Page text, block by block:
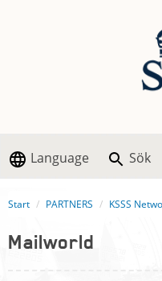
Language Sök
Start PARTNERS KSSS
Mailworld